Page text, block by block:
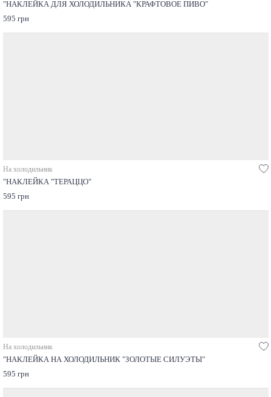
"НАКЛЕЙКА ДЛЯ ХОЛОДИЛЬНИКА "КРАФТОВОЕ ПИВО"
595 грн
На холодильник
"НАКЛЕЙКА "ТЕРАЦЦО"
595 грн
На холодильник
"НАКЛЕЙКА НА ХОЛОДИЛЬНИК "ЗОЛОТЫЕ СИЛУЭТЫ"
595 грн